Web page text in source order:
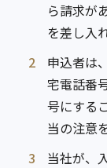
ら請求が
を差し入
2
申込者は
宅電話番
号にする
当の注意
3
当社が、